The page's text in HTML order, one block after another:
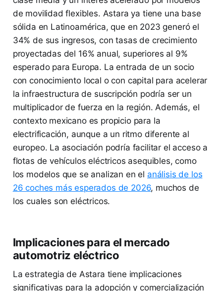
de movilidad flexibles. Astara ya tiene una base
sólida en Latinoamérica, que en 2023 generó el
34% de sus ingresos, con tasas de crecimiento
proyectadas del 16% anual, superiores al 9%
esperado para Europa. La entrada de un socio
con conocimiento local o con capital para acelerar
la infraestructura de suscripción podría ser un
multiplicador de fuerza en la región. Además, el
contexto mexicano es propicio para la
electrificación, aunque a un ritmo diferente al
europeo. La asociación podría facilitar el acceso a
flotas de vehículos eléctricos asequibles, como
los modelos que se analizan en el análisis de los
26 coches más esperados de 2026, muchos de
los cuales son eléctricos.
Implicaciones para el mercado
automotriz eléctrico
La estrategia de Astara tiene implicaciones
significativas para la adopción y comercialización